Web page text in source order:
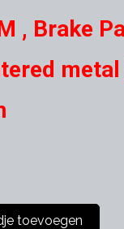
, Brake
metal
toevoegen